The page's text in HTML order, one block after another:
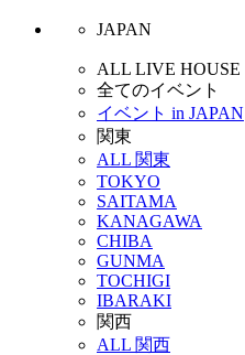
JAPAN
ALL LIVE HOUSE
全てのイベント
イベント in JAPAN
関東
ALL 関東
TOKYO
SAITAMA
KANAGAWA
CHIBA
GUNMA
TOCHIGI
IBARAKI
関西
ALL 関西